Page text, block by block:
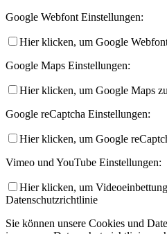
Google Webfont Einstellungen:
Hier klicken, um Google
Google Maps Einstellungen:
Hier klicken, um Google Maps
Google reCaptcha Einstellungen:
Hier klicken, um Google
Vimeo und YouTube Einstellungen:
Hier klicken, um
Datenschutzrichtlinie
Sie können unsere Cookies und